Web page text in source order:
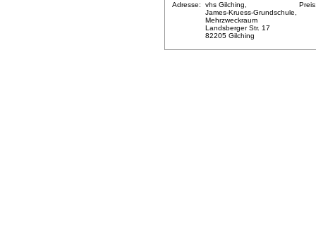
Adresse:
vhs Gilching,
James-Kruess-Grundschule,
Mehrzweckraum
Landsberger Str. 17
82205 Gilching